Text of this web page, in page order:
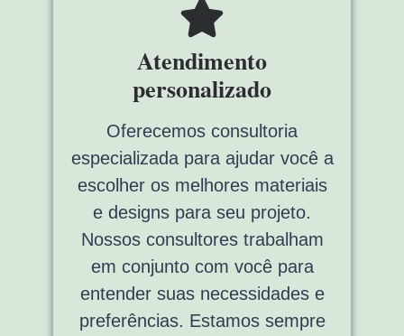
Atendimento
personalizado
Oferecemos consultoria
especializada para ajudar você a
escolher os melhores materiais
e designs para seu projeto.
Nossos consultores trabalham
em conjunto com você para
entender suas necessidades e
preferências. Estamos sempre